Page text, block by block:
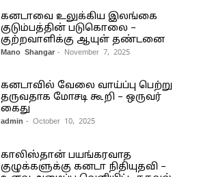
கனடாவை உலுக்கிய இலங்கை
குடும்பத்தின் படுகொலை –
குற்றவாளிக்கு ஆயுள் தண்டனை
Mano Shangar - November 7, 2025
கனடாவில் வேலை வாய்ப்பு பெற்று
தருவதாக மோசடி கூறி – ஒருவர்
கைது
admin - October 10, 2025
காலிஸ்தான் பயங்கரவாத
குழுக்களுக்கு கனடா நிதியுதவி –